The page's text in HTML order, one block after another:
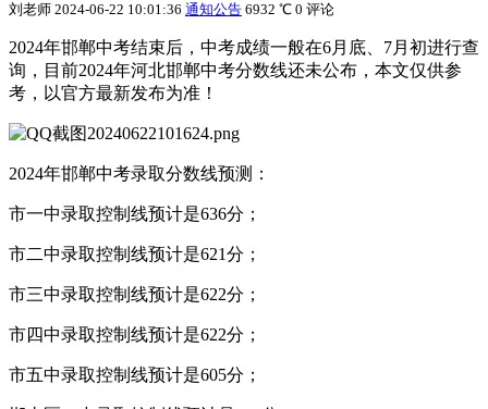
刘老师 2024-06-22 10:01:36 通知公告 6932 ℃ 0 评论
2024年邯郸中考结束后，中考成绩一般在6月底、7月初进行查
询，目前2024年河北邯郸中考分数线还未公布，本文仅供参
考，以官方最新发布为准！
2024年邯郸中考录取分数线预测：
市一中录取控制线预计是636分；
市二中录取控制线预计是621分；
市三中录取控制线预计是622分；
市四中录取控制线预计是622分；
市五中录取控制线预计是605分；